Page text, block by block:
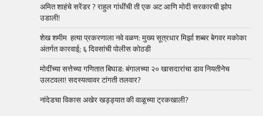
अमित शाहंचे सरेंडर ? राहुल गांधींची ती एक अट आणि मोदी सरकारची झोप
उडाली!
शेख शमीम हत्या प्रकरणाला नवे वळण: मुख्य सूत्रधार मिर्झा शब्बर बेगवर मकोका
अंतर्गत कारवाई; ६ दिवसांची पोलीस कोठडी
मोदींच्या सत्तेच्या गणितात बिघाड: बंगालच्या २० खासदारांचा डाव नियतीनेच
उलटवला! सदस्यत्वावर टांगती तलवार?
नांदेडचा विकास अखेर खड्ड्यात की वाळूच्या ट्रकखाली?